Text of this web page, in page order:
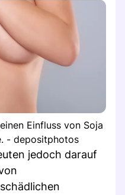
Einfluss von Soja
- depositphotos
jedoch darauf